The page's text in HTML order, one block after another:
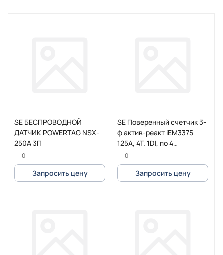
SE БЕСПРОВОДНОЙ
ДАТЧИК POWERTAG NSX-
250A 3П
0
Запросить цену
SE Поверенный счетчик 3-
ф актив-реакт iEM3375
125А, 4Т. 1DI, по 4
квадрантам, Lon
0
Запросить цену